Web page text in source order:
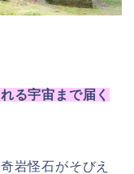
る宇宙まで届く
岩怪石がそびえ